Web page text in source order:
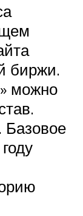
биржи.
можно
Базовое